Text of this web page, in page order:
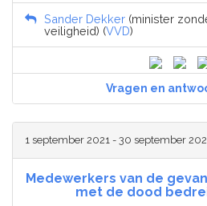
Sander Dekker (minister
veiligheid) (VVD)
Vragen en
1 september 2021 - 30 september
Medewerkers van de
met de dood